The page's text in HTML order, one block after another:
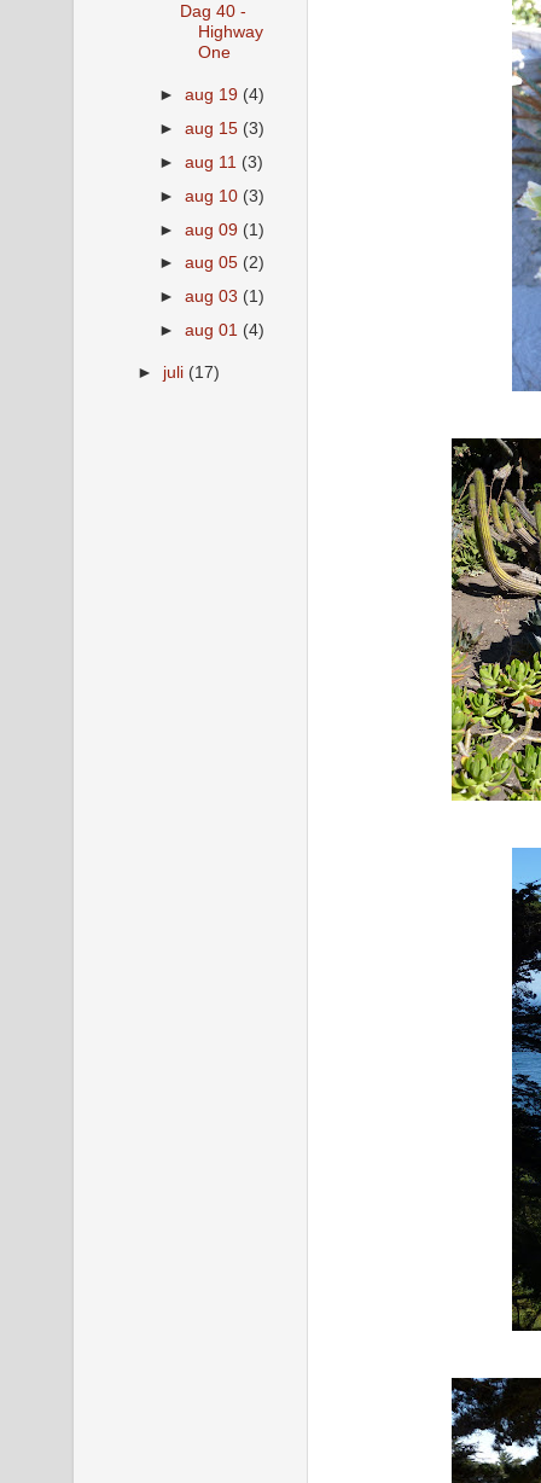
Dag 40 -
Highway
One
► aug 19 (4)
► aug 15 (3)
► aug 11 (3)
► aug 10 (3)
► aug 09 (1)
► aug 05 (2)
► aug 03 (1)
► aug 01 (4)
► juli (17)